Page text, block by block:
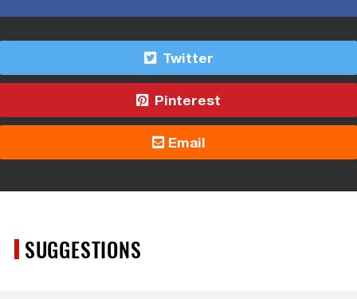
Twitter
Pinterest
Email
SUGGESTIONS